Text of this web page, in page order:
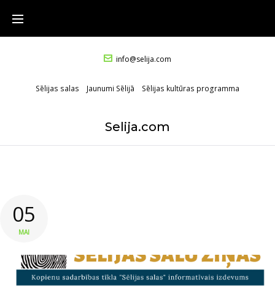
info@selija.com
Sēlijas salas Jaunumi Sēlijā Sēlijas kultūras programma
Selija.com
05
MAI